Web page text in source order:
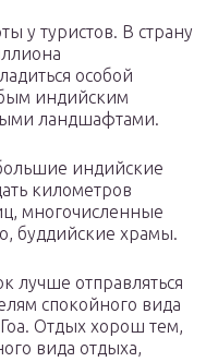
у туристов. В страну
особой
индийским
ландшафтами.
индийские
километров
многочисленные
буддийские храмы.
лучше отправляться
спокойного вида
Отдых хорош тем,
вида отдыха,